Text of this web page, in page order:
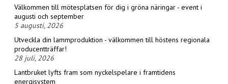
Välkommen till mötesplatsen för dig i gröna näringar - event i
augusti och september
5 augusti, 2026
Utveckla din lammproduktion - välkommen till höstens regionala
producentträffar!
28 juli, 2026
Lantbruket lyfts fram som nyckelspelare i framtidens
energisystem